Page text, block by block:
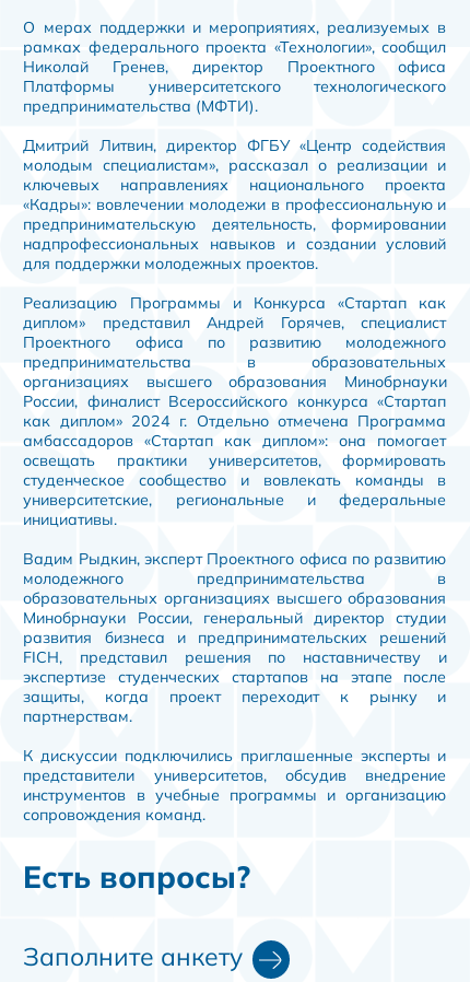
О мерах поддержки и мероприятиях, реализуемых в
рамках федерального проекта «Технологии», сообщил
Николай Гренев, директор Проектного офиса
Платформы университетского технологического
предпринимательства (МФТИ).
Дмитрий Литвин, директор ФГБУ «Центр содействия
молодым специалистам», рассказал о реализации и
ключевых направлениях национального проекта
«Кадры»: вовлечении молодежи в профессиональную и
предпринимательскую деятельность, формировании
надпрофессиональных навыков и создании условий
для поддержки молодежных проектов.
Реализацию Программы и Конкурса «Стартап как
диплом» представил Андрей Горячев, специалист
Проектного офиса по развитию молодежного
предпринимательства в образовательных
организациях высшего образования Минобрнауки
России, финалист Всероссийского конкурса «Стартап
как диплом» 2024 г. Отдельно отмечена Программа
амбассадоров «Стартап как диплом»: она помогает
освещать практики университетов, формировать
студенческое сообщество и вовлекать команды в
университетские, региональные и федеральные
инициативы.
Вадим Рыдкин, эксперт Проектного офиса по развитию
молодежного предпринимательства в
образовательных организациях высшего образования
Минобрнауки России, генеральный директор студии
развития бизнеса и предпринимательских решений
FICH, представил решения по наставничеству и
экспертизе студенческих стартапов на этапе после
защиты, когда проект переходит к рынку и
партнерствам.
К дискуссии подключились приглашенные эксперты и
представители университетов, обсудив внедрение
инструментов в учебные программы и организацию
сопровождения команд.
Есть вопросы?
Заполните анкету